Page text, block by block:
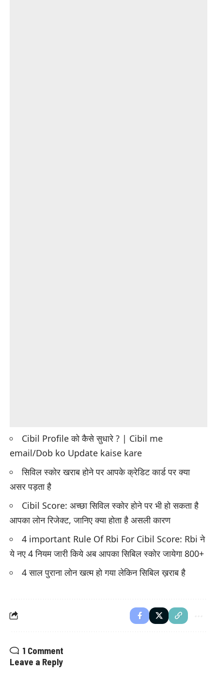
Cibil Profile को कैसे सुधारे ? | Cibil me
email/Dob ko Update kaise kare
सिविल स्कोर खराब होने पर आपके क्रेडिट कार्ड पर क्या
असर पड़ता है
Cibil Score: अच्छा सिविल स्कोर होने पर भी हो सकता है
आपका लोन रिजेक्ट, जानिए क्या होता है असली कारण
4 important Rule Of Rbi For Cibil Score: Rbi ने
ये नए 4 नियम जारी किये अब आपका सिबिल स्कोर जायेगा 800+
4 साल पुराना लोन खत्म हो गया लेकिन सिबिल ख़राब है
1 Comment
Leave a Reply